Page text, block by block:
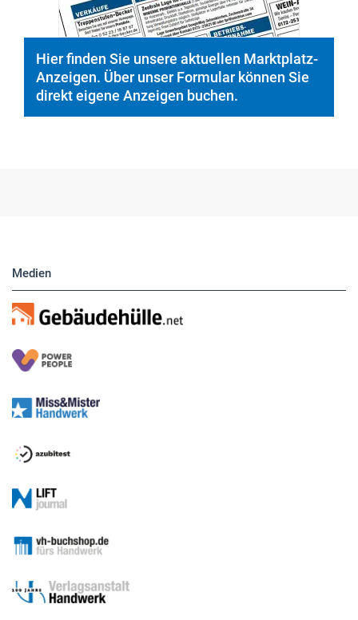
Hier finden Sie unsere aktuellen Marktplatz-
Anzeigen. Über unser Formular können Sie
direkt eigene Anzeigen buchen.
Medien